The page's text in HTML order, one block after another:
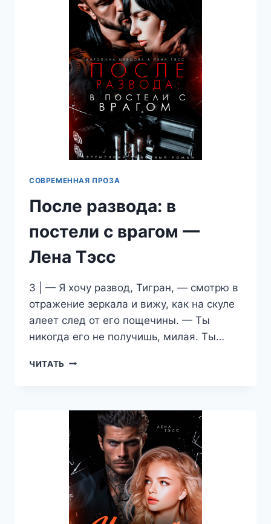
ТЭСС
СОВРЕМЕННАЯ ПРОЗА
После развода: в
постели с врагом —
Лена Тэсс
3 | — Я хочу развод, Тигран, — смотрю в
отражение зеркала и вижу, как на скуле
алеет след от его пощечины. — Ты
никогда его не получишь, милая. Ты…
ЧИТАТЬ ПОСЛЕ
С
ВРАГОМ
—
ЛЕНА
ТЭСС